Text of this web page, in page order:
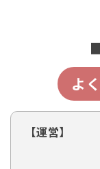
よ
【運営】